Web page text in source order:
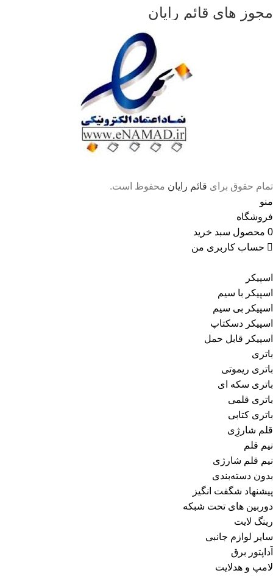
مجوز های قائم رایان
تمام حقوق برای قائم رایان محفوظ است.
منو
فروشگاه
0 محصول سبد خرید
حساب کاربری من
اسپیکر
اسپیکر با سیم
اسپیکر بی سیم
اسپیکر دسکتاپ
اسپیکر قابل حمل
باتری
باتری ریموتی
باتری سکه ای
باتری قلمی
باتری کتابی
قلم شارژِی
نیم قلم
نیم قلم شارژی
بدون دسته‌بندی
پیشنهاد شگفت انگیز
دوربین های تحت شبکه
رینگ لایت
سایر لوازم جانبی
آداپتور برق
لامپ و هدلایت